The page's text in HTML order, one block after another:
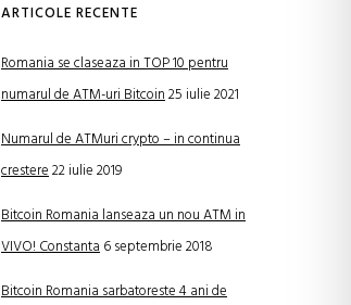
ARTICOLE RECENTE
Romania se claseaza in TOP 10 pentru
numarul de ATM-uri Bitcoin25 iulie 2021
Numarul de ATMuri crypto – in continua
crestere22 iulie 2019
Bitcoin Romania lanseaza un nou ATM in
VIVO! Constanta6 septembrie 2018
Bitcoin Romania sarbatoreste 4 ani de